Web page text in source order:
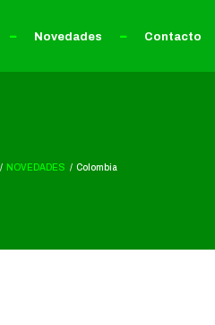
Novedades Contacto
NOVEDADES Colombia